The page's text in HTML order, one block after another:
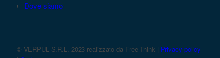
Dove siamo
© VERPUL S.R.L. 2023 realizzato da Free-Think | Privacy policy